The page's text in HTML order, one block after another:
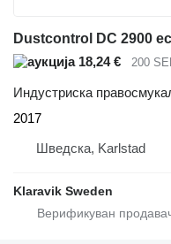
Dustcontrol DC 2900
18,24 €
200
Индустриска
2017
Шведска, Karlstad
Klaravik Sweden